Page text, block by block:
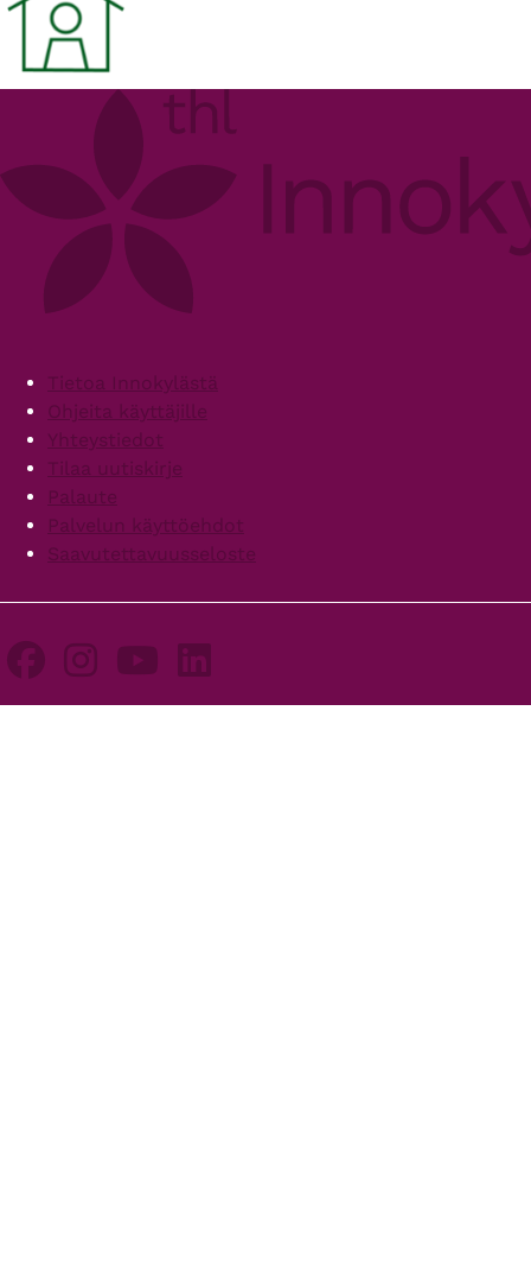
FooterTietoa Innokylästä
Ohjeita käyttäjille
Yhteystiedot
Tilaa uutiskirje
Palaute
Palvelun käyttöehdot
Saavutettavuusseloste